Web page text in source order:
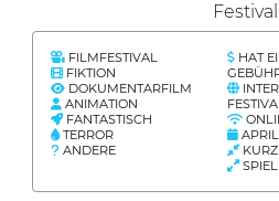
FILMFESTIVAL
FIKTION
DOKUMENTARFILM
ANIMATION
FANTASTISCH
TERROR
ANDERE
HAT